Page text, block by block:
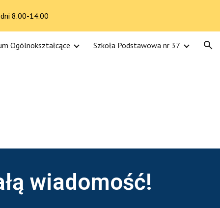
8.00-14.00
Ogólnokształcące Szkoła Podstawowa nr 37
wiadomość!